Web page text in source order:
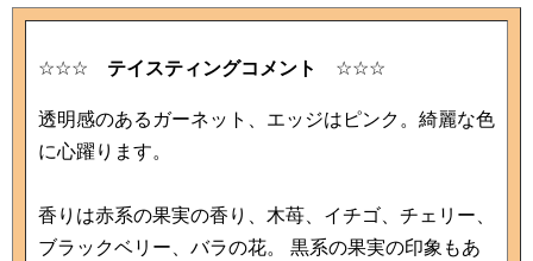
☆☆☆ テイスティングコメント ☆☆☆
透明感のあるガーネット、エッジはピンク。綺麗な色
に心躍ります。
香りは赤系の果実の香り、木苺、イチゴ、チェリー、
ブラックベリー、バラの花。 黒系の果実の印象もあ